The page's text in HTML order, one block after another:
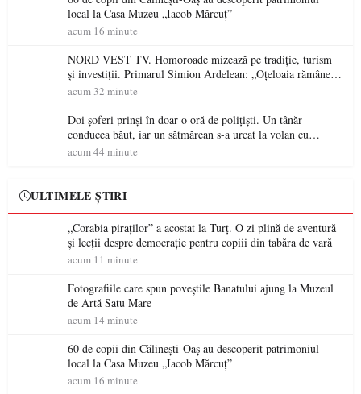
local la Casa Muzeu „Iacob Mărcuț”
acum 16 minute
NORD VEST TV. Homoroade mizează pe tradiție, turism
și investiții. Primarul Simion Ardelean: „Oțeloaia rămâne
un brand al Codrului”
acum 32 minute
Doi șoferi prinși în doar o oră de polițiști. Un tânăr
conducea băut, iar un sătmărean s-a urcat la volan cu
permisul suspendat
acum 44 minute
ULTIMELE ȘTIRI
„Corabia piraților” a acostat la Turț. O zi plină de aventură
și lecții despre democrație pentru copiii din tabăra de vară
acum 11 minute
Fotografiile care spun poveștile Banatului ajung la Muzeul
de Artă Satu Mare
acum 14 minute
60 de copii din Călinești-Oaș au descoperit patrimoniul
local la Casa Muzeu „Iacob Mărcuț”
acum 16 minute